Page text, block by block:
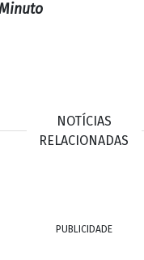
NOTÍCIAS
RELACIONADAS
PUBLICIDADE